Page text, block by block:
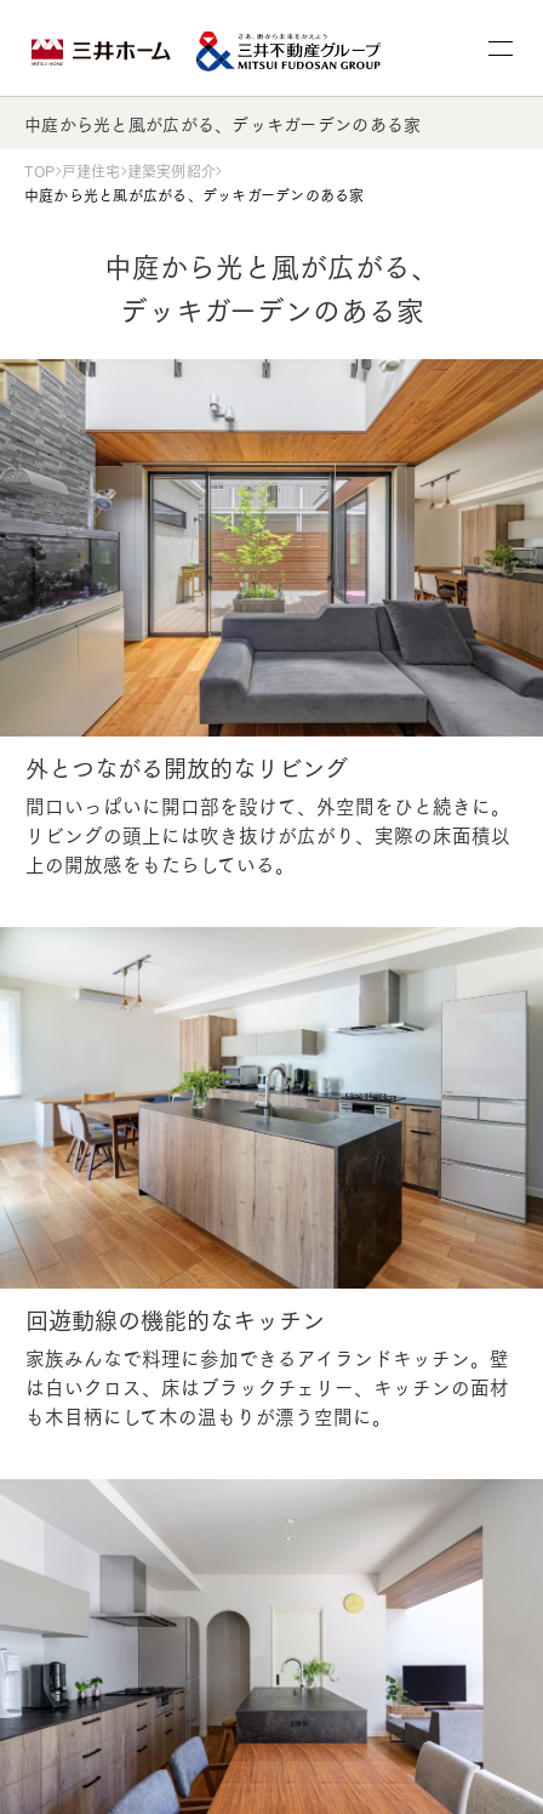
中庭から光と風が広がる、デッキガーデンのある家
TOP 戸建住宅 建築実例紹介
中庭から光と風が広がる、デッキガーデンのある家
中庭から光と風が広がる、
デッキガーデンのある家
外とつながる開放的なリビング
間口いっぱいに開口部を設けて、外空間をひと続きに。
リビングの頭上には吹き抜けが広がり、実際の床面積以
上の開放感をもたらしている。
回遊動線の機能的なキッチン
家族みんなで料理に参加できるアイランドキッチン。壁
は白いクロス、床はブラックチェリー、キッチンの面材
も木目柄にして木の温もりが漂う空間に。